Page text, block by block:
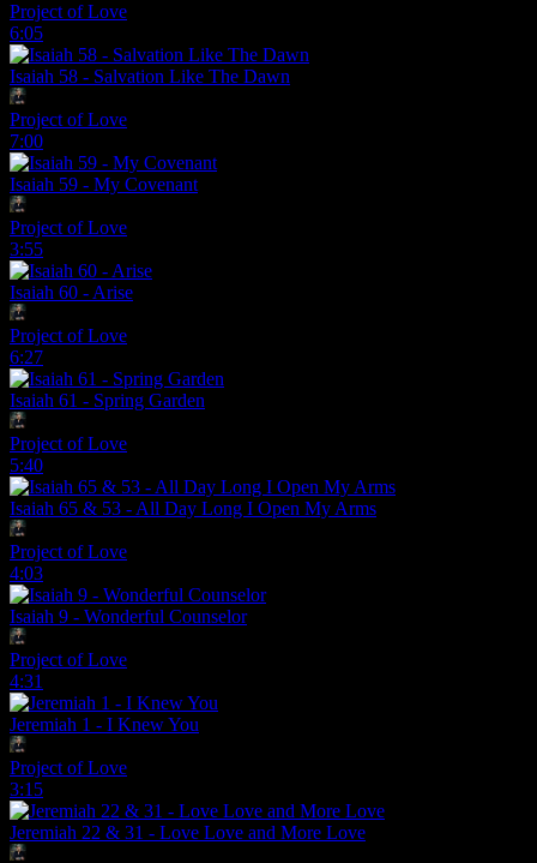
Project of Love
6:05
Isaiah 58 - Salvation Like The Dawn
Project of Love
7:00
Isaiah 59 - My Covenant
Project of Love
3:55
Isaiah 60 - Arise
Project of Love
6:27
Isaiah 61 - Spring Garden
Project of Love
5:40
Isaiah 65 & 53 - All Day Long I Open My Arms
Project of Love
4:03
Isaiah 9 - Wonderful Counselor
Project of Love
4:31
Jeremiah 1 - I Knew You
Project of Love
3:15
Jeremiah 22 & 31 - Love Love and More Love